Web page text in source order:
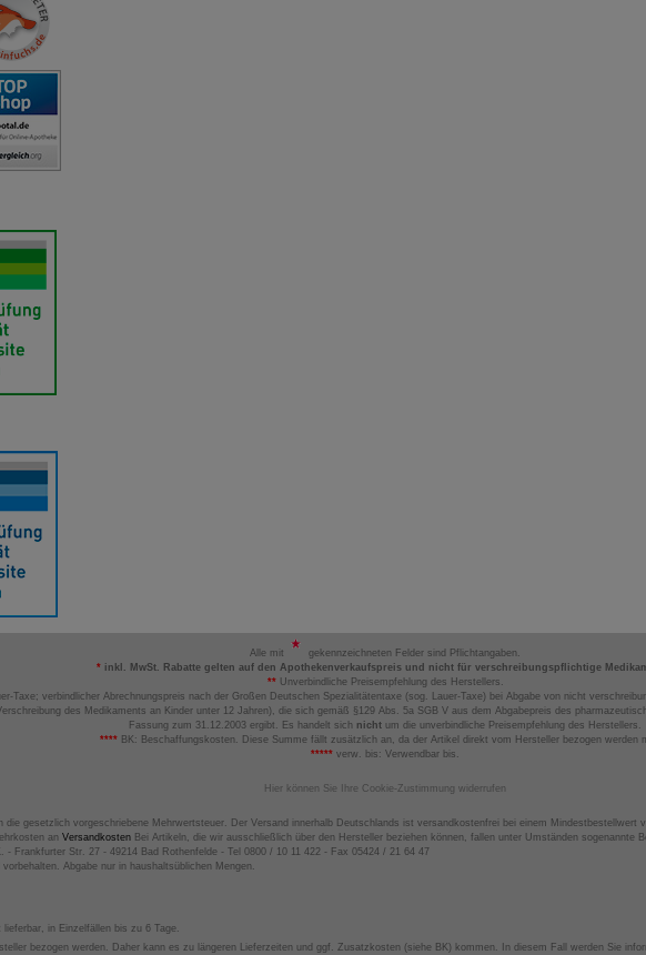
Alle mit
gekennzeichneten Felder sind Pflichtangaben.
* inkl. MwSt. Rabatte gelten auf den Apothekenverkaufspreis und nicht für verschreibungspflichtige
**Unverbindliche Preisempfehlung des Herstellers.
Taxe; verbindlicher Abrechnungspreis nach der Großen Deutschen Spezialitätentaxe (sog. Lauer-Taxe) bei Abgabe von nicht
des Medikaments an Kinder unter 12 Jahren), die sich gemäß §129 Abs. 5a SGB V aus dem Abgabepreis des
Fassung zum 31.12.2003 ergibt. Es handelt sich nicht um die unverbindliche Preisempfehlung des Herstellers.
**** BK: Beschaffungskosten. Diese Summe fällt zusätzlich an, da der Artikel direkt vom Hersteller bezogen werden
***** verw. bis: Verwendbar bis.
Hier können Sie Ihre Cookie-Zustimmung widerrufen
die gesetzlich vorgeschriebene Mehrwertsteuer. Der Versand innerhalb Deutschlands ist versandkostenfrei bei einem Mindestbestellwert
an Versandkosten Bei Artikeln, die wir ausschließlich über den Hersteller beziehen können, fallen unter Umständen sogenannte
- Frankfurter Str. 27 - 49214 Bad Rothenfelde - Tel 0800 / 10 11 422 - Fax 05424 / 21 64 47
Abgabe nur in haushaltsüblichen Mengen.
in Einzelfällen bis zu 6 Tage.
bezogen werden. Daher kann es zu längeren Lieferzeiten und ggf. Zusatzkosten (siehe BK) kommen. In diesem Fall werden Sie